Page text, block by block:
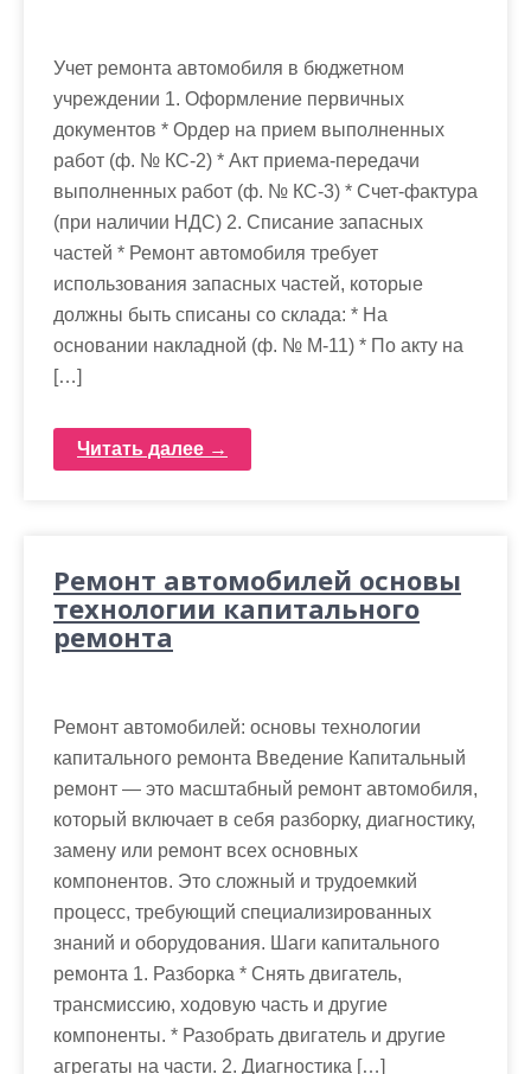
Учет ремонта автомобиля в бюджетном
учреждении 1. Оформление первичных
документов * Ордер на прием выполненных
работ (ф. № КС-2) * Акт приема-передачи
выполненных работ (ф. № КС-3) * Счет-фактура
(при наличии НДС) 2. Списание запасных
частей * Ремонт автомобиля требует
использования запасных частей, которые
должны быть списаны со склада: * На
основании накладной (ф. № М-11) * По акту на
[…]
Читать далее →
Ремонт автомобилей основы
технологии капитального
ремонта
Ремонт автомобилей: основы технологии
капитального ремонта Введение Капитальный
ремонт — это масштабный ремонт автомобиля,
который включает в себя разборку, диагностику,
замену или ремонт всех основных
компонентов. Это сложный и трудоемкий
процесс, требующий специализированных
знаний и оборудования. Шаги капитального
ремонта 1. Разборка * Снять двигатель,
трансмиссию, ходовую часть и другие
компоненты. * Разобрать двигатель и другие
агрегаты на части. 2. Диагностика […]